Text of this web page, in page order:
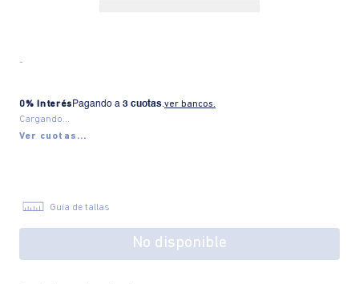
-
0% Interés Pagando a 3 cuotas.ver bancos.
Cargando...
Ver cuotas...
Guía de tallas
No disponible